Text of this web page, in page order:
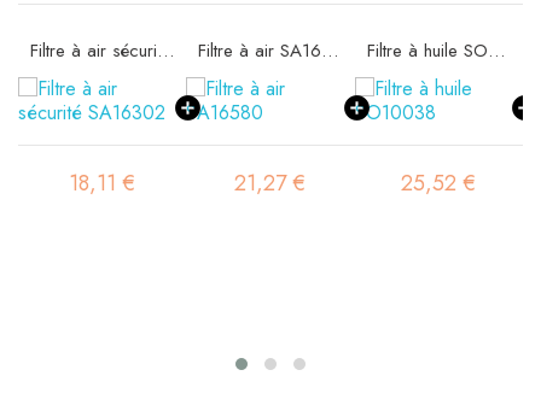
Filtre à air sécurité SA16302
18,11 €
Filtre à air SA16580
21,27 €
Filtre à huile SO10038
25,52 €